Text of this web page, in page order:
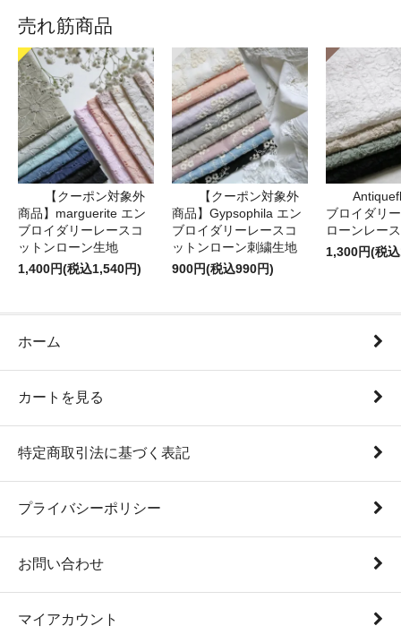
売れ筋商品
【クーポン対象外
商品】marguerite エン
ブロイダリーレースコ
ットンローン生地
1,400円(税込1,540円)
【クーポン対象外
商品】Gypsophila エン
ブロイダリーレースコ
ットンローン刺繍生地
900円(税込990円)
ブロイダリ
ローンレー
1,300円(税
ホーム
カートを見る
特定商取引法に基づく表記
プライバシーポリシー
お問い合わせ
マイアカウント